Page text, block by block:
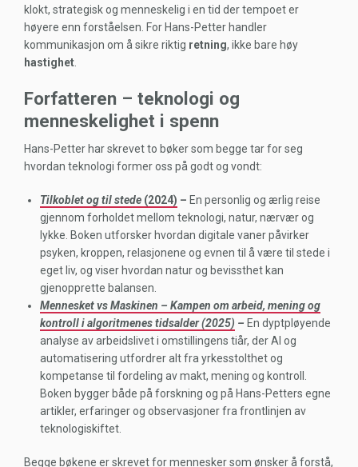
klokt, strategisk og menneskelig i en tid der tempoet er
høyere enn forståelsen. For Hans-Petter handler
kommunikasjon om å sikre riktig retning, ikke bare høy
hastighet
Forfatteren – teknologi og
menneskelighet i spenn
Hans-Petter har skrevet to bøker som begge tar for seg
hvordan teknologi former oss på godt og vondt:
Tilkoblet og til stede (2024) – En personlig og ærlig reise
gjennom forholdet mellom teknologi, natur, nærvær og
lykke. Boken utforsker hvordan digitale vaner påvirker
psyken, kroppen, relasjonene og evnen til å være til stede i
eget liv, og viser hvordan natur og bevissthet kan
gjenopprette balansen.
Mennesket vs Maskinen – Kampen om arbeid, mening og
kontroll i algoritmenes tidsalder (2025) – En dyptpløyende
analyse av arbeidslivet i omstillingens tiår, der AI og
automatisering utfordrer alt fra yrkesstolthet og
kompetanse til fordeling av makt, mening og kontroll.
Boken bygger både på forskning og på Hans-Petters egne
artikler, erfaringer og observasjoner fra frontlinjen av
teknologiskiftet.
Begge bøkene er skrevet for mennesker som ønsker å forstå,